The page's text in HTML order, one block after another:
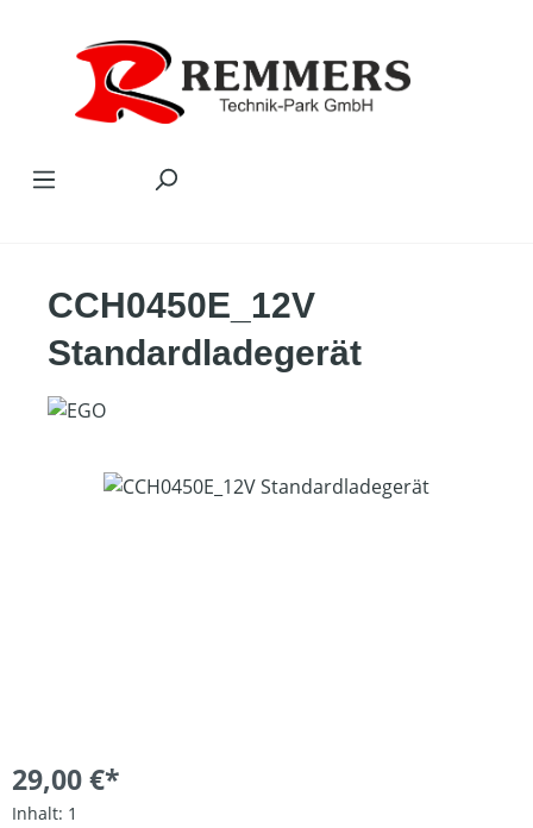
CCH0450E_12V
Standardladegerät
Bildergalerie überspringen
29,00 €*
Inhalt: 1